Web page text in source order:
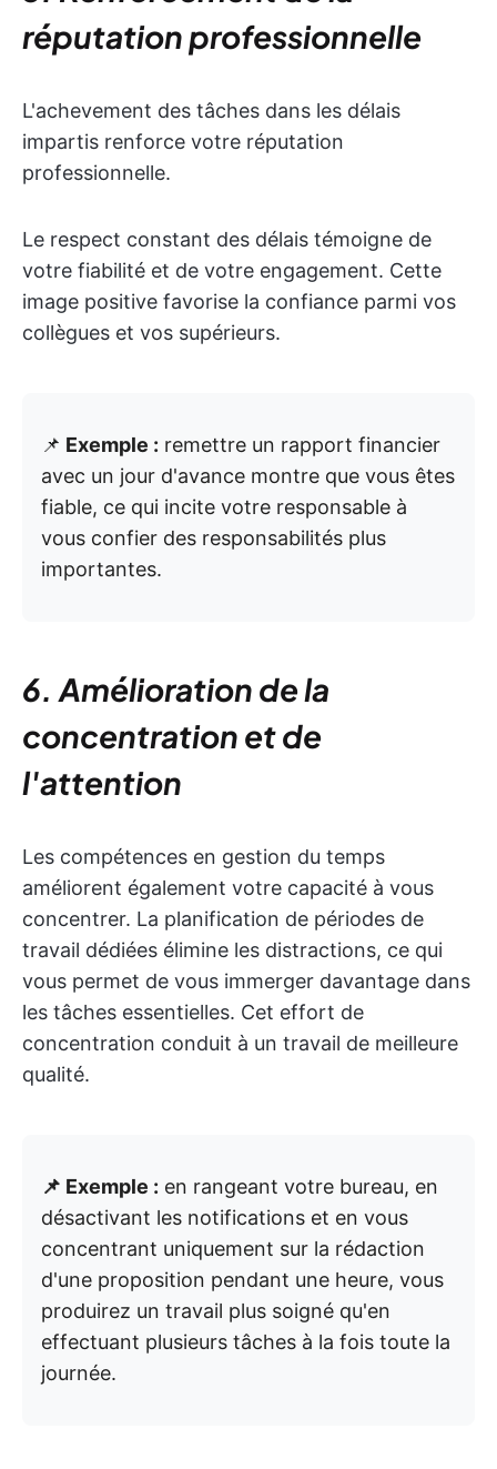
réputation professionnelle
L'achevement des tâches dans les délais
impartis renforce votre réputation
professionnelle.
Le respect constant des délais témoigne de
votre fiabilité et de votre engagement. Cette
image positive favorise la confiance parmi vos
collègues et vos supérieurs.
📌 Exemple : remettre un rapport financier
avec un jour d'avance montre que vous êtes
fiable, ce qui incite votre responsable à
vous confier des responsabilités plus
importantes.
6. Amélioration de la
concentration et de
l'attention
Les compétences en gestion du temps
améliorent également votre capacité à vous
concentrer. La planification de périodes de
travail dédiées élimine les distractions, ce qui
vous permet de vous immerger davantage dans
les tâches essentielles. Cet effort de
concentration conduit à un travail de meilleure
qualité.
📌 Exemple : en rangeant votre bureau, en
désactivant les notifications et en vous
concentrant uniquement sur la rédaction
d'une proposition pendant une heure, vous
produirez un travail plus soigné qu'en
effectuant plusieurs tâches à la fois toute la
journée.